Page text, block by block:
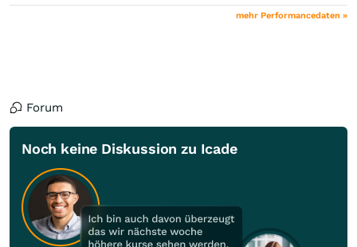
mehr Performancedaten »
Forum
Noch keine Diskussion zu Icade